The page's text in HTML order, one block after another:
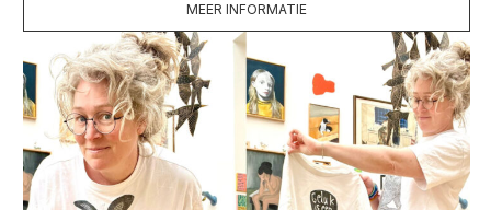
MEER INFORMATIE